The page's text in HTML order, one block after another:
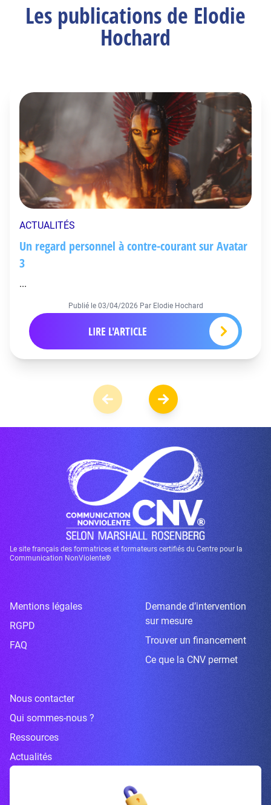
Les publications de Elodie
Hochard
ACTUALITÉS
Un regard personnel à contre-courant sur Avatar
3
...
Publié le 03/04/2026 Par Elodie Hochard
LIRE L'ARTICLE
Le site français des formatrices et formateurs certifiés du Centre pour la
Communication NonViolente®
Mentions légales
RGPD
FAQ
Demande d’intervention
sur mesure
Trouver un financement
Ce que la CNV permet
Nous contacter
Qui sommes-nous ?
Ressources
Actualités
Inscrivez-vous à la newsletter